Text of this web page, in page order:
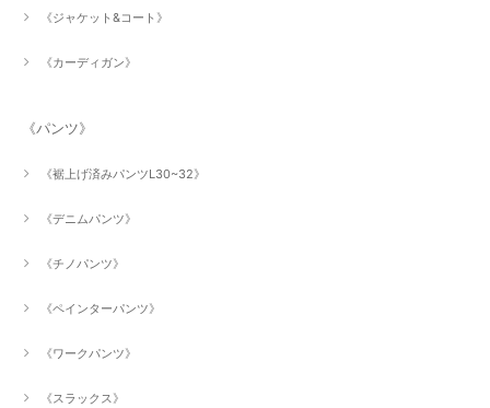
《ジャケット&コート》
《カーディガン》
《パンツ》
《裾上げ済みパンツL30~32》
《デニムパンツ》
《チノパンツ》
《ペインターパンツ》
《ワークパンツ》
《スラックス》